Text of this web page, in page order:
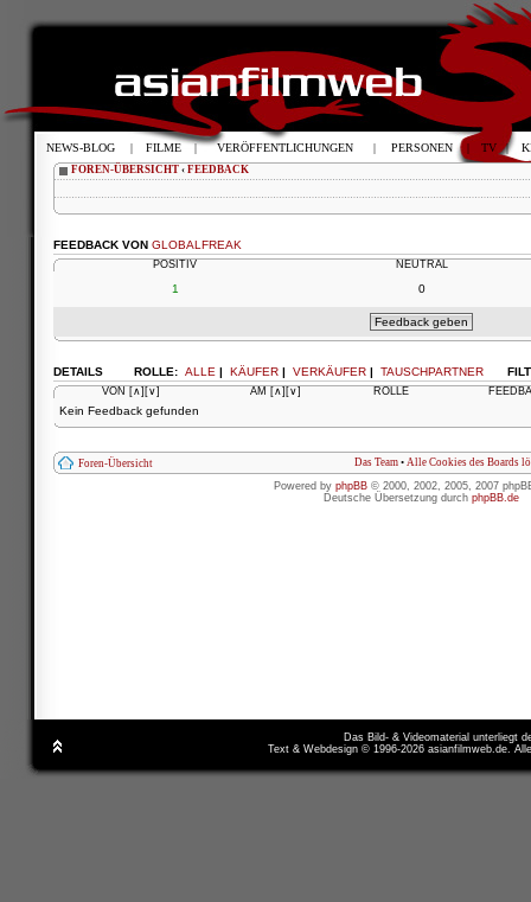
FOREN-ÜBERSICHT ‹ FEEDBACK
FEEDBACK VON GLOBALFREAK
POSITIV NEUTRAL
1 0
ROLLE: ALLE | KÄUFER | VERKÄUFER | TAUSCHPARTNER
DETAILS
VON [∧] [∨] AM [∧] [∨] ROLLE
Kein Feedback gefunden
Foren-Übersicht Das Team • Alle Cookies des Boards
Powered by phpBB © 2000, 2002, 2005, 2007
Deutsche Übersetzung durch phpBB.de
Das Bild- & Videomaterial unterliegt
Text & Webdesign © 1996-2026 asianfilmweb.de.
NEWS-BLOG | FILME | VERÖFFENTLICHUNGEN | PERSONEN | TV |